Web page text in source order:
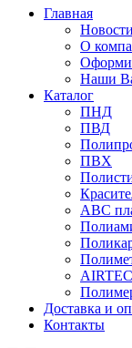
Главная
О
Наши
Каталог
ПНД
ПВД
ПВХ
АВС
Доставка и
Контакты